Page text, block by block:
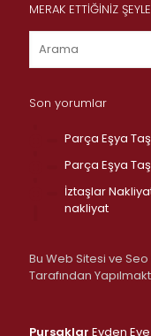
MERAK ETTİĞİNİZ
Son yorumlar
Parça Eşya
Parça Eşya
İztaşlar
nakliyat
Bu Web Sitesi ve Seo
Tarafından
Pursaklar Evden